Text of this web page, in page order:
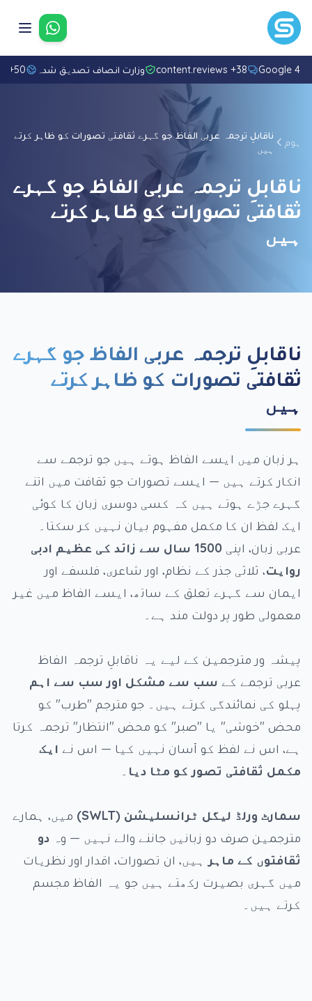
واٹس ایپ
4.8/5
38+ content.reviews وزارت انصاف تصدیق شدہ 50+ زبانیں
ہوم
ناقابلِ ترجمہ عربی الفاظ جو گہرے ثقافتی تصورات کو ظاہر کرتے
ہیں
ناقابلِ ترجمہ عربی الفاظ جو گہرے
ثقافتی تصورات کو ظاہر کرتے
ہیں
ناقابلِ ترجمہ عربی الفاظ جو گہرے
ثقافتی تصورات کو ظاہر کرتے
ہیں
ہر زبان میں ایسے الفاظ ہوتے ہیں جو ترجمے سے
انکار کرتے ہیں — ایسے تصورات جو ثقافت میں اتنے
گہرے جڑے ہوتے ہیں کہ کسی دوسری زبان کا کوئی
ایک لفظ ان کا مکمل مفہوم بیان نہیں کر سکتا۔
عربی زبان، اپنی
1500 سال سے زائد کی عظیم ادبی
روایت، ثلاثی جذر کے نظام، اور شاعری، فلسفے اور
ایمان سے گہرے تعلق کے ساتھ، ایسے الفاظ میں غیر
معمولی طور پر دولت مند ہے۔
پیشہ ور مترجمین کے لیے یہ ناقابلِ ترجمہ الفاظ
عربی ترجمے کے سب سے مشکل اور سب سے اہم
پہلو کی نمائندگی کرتے ہیں۔ جو مترجم "طرب" کو
محض "خوشی" یا "صبر" کو محض "انتظار" ترجمہ کرتا
ہے، اس نے لفظ کو آسان نہیں کیا — اس نے ایک
مکمل ثقافتی تصور کو مٹا دیا ۔
سمارٹ ورلڈ لیگل ٹرانسلیشن (SWLT)
میں، ہمارے
مترجمین صرف دو زبانیں جاننے والے نہیں — وہ دو
ثقافتوں کے ماہر ہیں، ان تصورات، اقدار اور نظریات
میں گہری بصیرت رکھتے ہیں جو یہ الفاظ مجسم
کرتے ہیں۔